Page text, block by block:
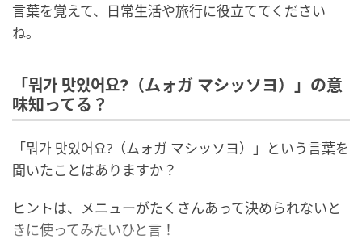
言葉を覚えて、日常生活や旅行に役立ててください
ね。
「뭐가 맛있어요?（ムォガ マシッソヨ）」の意
味知ってる？
「뭐가 맛있어요?（ムォガ マシッソヨ）」という言葉を
聞いたことはありますか？
ヒントは、メニューがたくさんあって決められないと
きに使ってみたいひと言！